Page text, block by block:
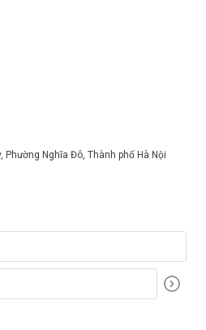
Phường Nghĩa Đô, Thành phố Hà Nội